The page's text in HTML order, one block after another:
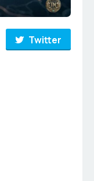
Twitter